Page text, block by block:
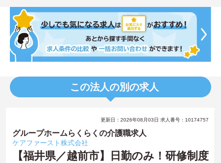
この法人の別の求人
更新日：2026年08月03日 求人番号：10174757
グループホームらくらくの介護職求人
ケアファースト株式会社
【福井県／越前市】日勤のみ！研修制度